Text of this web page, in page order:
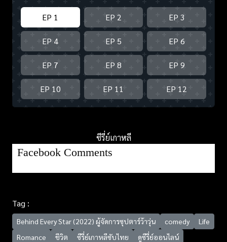
EP 1 EP 2 EP 3
EP 4 EP 5 EP 6
EP 7 EP 8 EP 9
EP 10 EP 11 EP 12
ซีรี่ย์เกาหลี
Facebook Comments
Tag :
Behind Every Star (2022) ผู้จัดการซุปตาร์ว้าวุ่น comedy
Life
Romance
ชีวิต ซีรี่ย์เกาหลีซับไทย
ดูซีรี่ย์ออนไลน์